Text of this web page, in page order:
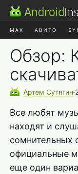
MAX АВИТО
НАУШНИКИ
Обзор:
Артем Сутягин∙
Все любят
находят и
сомнительных
официальные
еще один